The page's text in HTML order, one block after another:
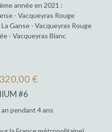
année en 2021 :
- Vacqueyras Rouge
Ganse - Vacqueyras Rouge
- Vacqueyras Blanc
€
#6
pendant 4 ans